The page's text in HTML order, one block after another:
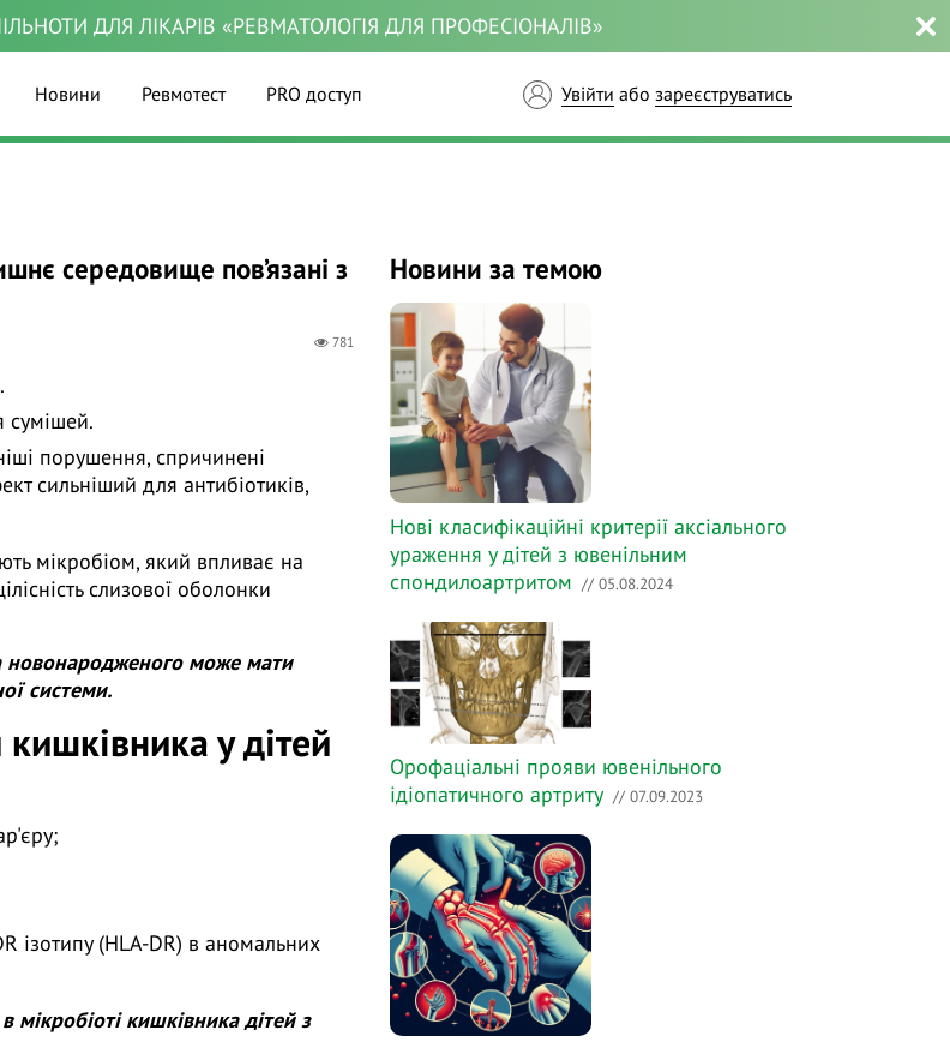
ДЛЯ ЛІКАРІВ «РЕВМАТОЛОГІЯ ДЛЯ ПРОФЕСІОНАЛІВ»
Новини Ревмотест PRO доступ Увійти або зареєструватись
середовище пов’язані з
781
сумішей.
порушення, спричинені
сильніший для антибіотиків,
мікробіом, який впливає на
слизової оболонки
новонародженого може мати
системи.
у дітей
ізотипу (HLA-DR) в аномальних
мікробіоті кишківника дітей з
Новини за темою
Нові класифікаційні критерії аксіального
ураження у дітей з ювенільним
спондилоартритом // 05.08.2024
Орофаціальні прояви ювенільного
ідіопатичного артриту // 07.09.2023